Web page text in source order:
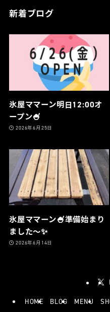
新着ブログ
氷屋ママーン明日12:00オ
ープン🍧
2026年6月25日
氷屋ママーン🍧準備始まり
ました〜✨
2026年6月14日
HOME BLOG MENU